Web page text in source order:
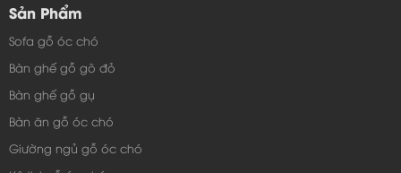
Sản Phẩm
Sofa gỗ óc chó
Bàn ghế gỗ gõ đỏ
Bàn ghế gỗ gụ
Bàn ăn gỗ óc chó
Giường ngủ gỗ óc chó